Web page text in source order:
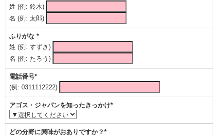
姓 (例: 鈴木)
名 (例: 太郎)
ふりがな *
姓 (例: すずき)
名 (例: たろう)
電話番号*
(例: 0311112222)
アゴス・ジャパンを知ったきっかけ*
どの分野に興味がおありですか？*